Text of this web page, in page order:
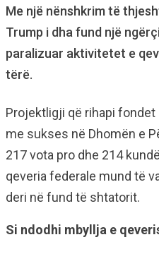
Me një nënshkrim të
Trump i dha fund një
paralizuar aktivitetet e
tërë.
Projektligji që rihapi
me sukses në Dhomën e
217 vota pro dhe 214
qeveria federale mund të
deri në fund të shtatorit.
Si ndodhi mbyllja e